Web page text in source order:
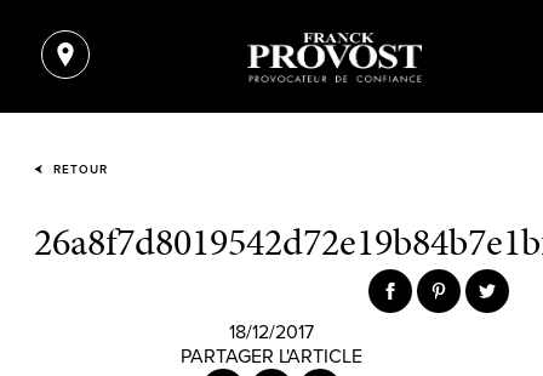
RETOUR
18/12/2017
PARTAGER L'ARTICLE